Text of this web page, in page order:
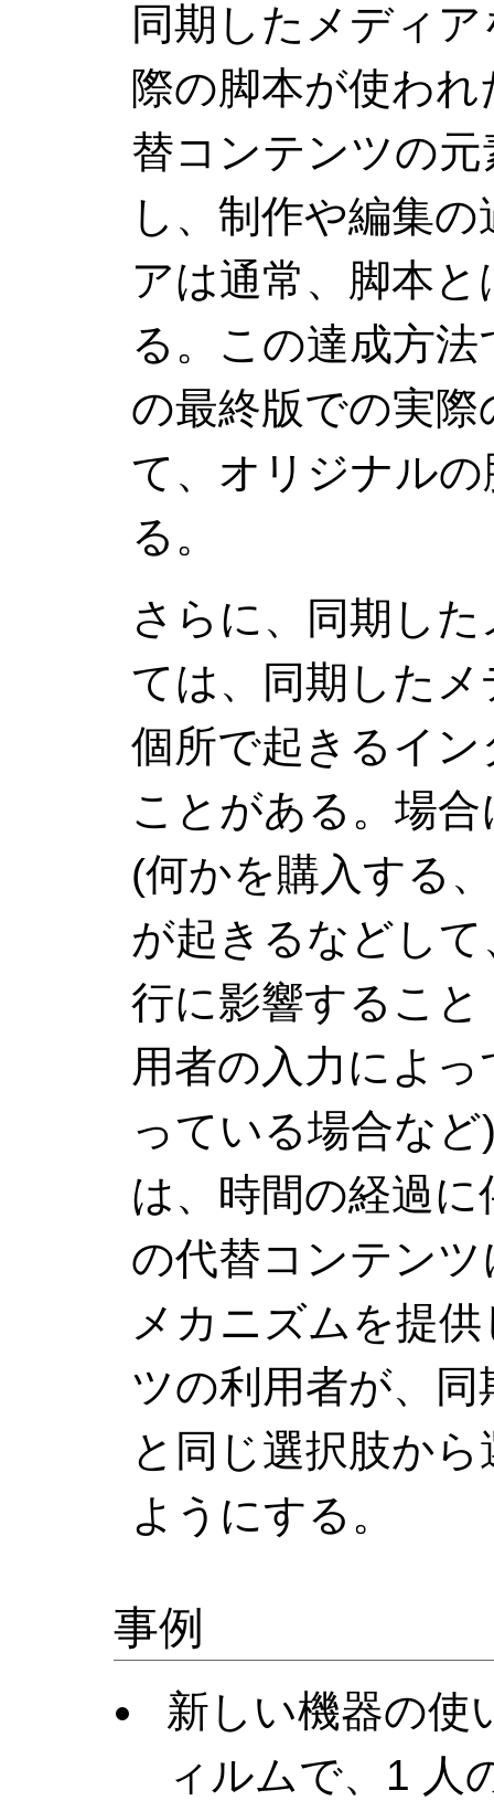
同期したメディ
際の脚本が使わ
替コンテンツの
し、制作や編集
アは通常、脚本
る。この達成方
の最終版での実
て、オリジナル
る。
さらに、同期し
ては、同期した
個所で起きるイ
ことがある。場
(何かを購入する
が起きるなどし
行に影響するこ
用者の入力によ
っている場合な
は、時間の経過
の代替コンテン
メカニズムを提
ツの利用者が、
と同じ選択肢か
ようにする。
事例
新しい機器の使
ィルムで、1 人